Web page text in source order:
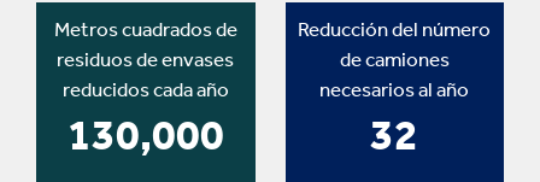
Metros cuadrados de
residuos de envases
reducidos cada año
130,000
Reducción del número
de camiones
necesarios al año
32